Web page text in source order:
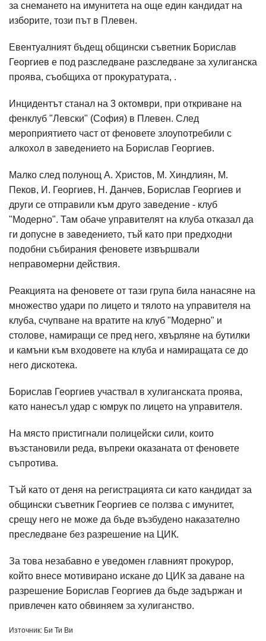
за снемането на имунитета на още един кандидат на
изборите, този път в Плевен.
Евентуалният бъдещ общински съветник Борислав
Георгиев е под разследване разследване за хулиганска
проява, съобщиха от прокуратурата, .
Инцидентът станал на 3 октомври, при откриване на
фенклуб "Левски" (София) в Плевен. След
мероприятието част от феновете злоупотребили с
алкохол в заведението на Борислав Георгиев.
Малко след полунощ А. Христов, М. Хиндлиян, М.
Пеков, И. Георгиев, Н. Данчев, Борислав Георгиев и
други се отправили към друго заведение - клуб
"Модерно". Там обаче управителят на клуба отказал да
ги допусне в заведението, тъй като при предходни
подобни събирания феновете извършвали
неправомерни действия.
Реакцията на феновете от тази група била нанасяне на
множество удари по лицето и тялото на управителя на
клуба, счупване на вратите на клуб "Модерно" и
столове, намиращи се пред него, хвърляне на бутилки
и камъни към входовете на клуба и намиращата се до
него дискотека.
Борислав Георгиев участвал в хулиганската проява,
като нанесъл удар с юмрук по лицето на управителя.
На място пристигнали полицейски сили, които
възстановили реда, въпреки оказаната от феновете
съпротива.
Тъй като от деня на регистрацията си като кандидат за
общински съветник Георгиев се ползва с имунитет,
срещу него не може да бъде възбудено наказателно
преследване без разрешение на ЦИК.
За това незабавно е уведомен главният прокурор,
който внесе мотивирано искане до ЦИК за даване на
разрешение Борислав Георгиев да бъде задържан и
привлечен като обвиняем за хулиганство.
Източник: Би Ти Ви